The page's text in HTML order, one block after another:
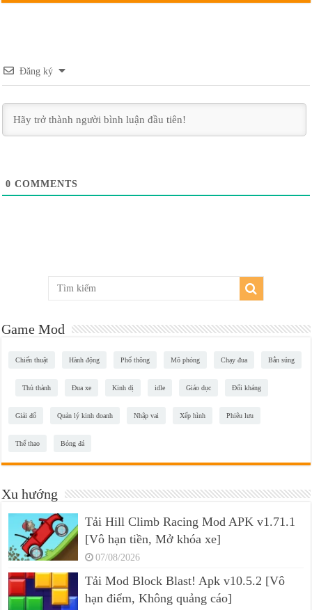
Đăng ký
0 COMMENTS
Game Mod
Chiến thuật Hành động Phổ thông Mô phỏng Chạy đua Bắn súng
Thủ thành Đua xe Kinh dị idle Giáo dục Đối kháng
Giải đố Quản lý kinh doanh Nhập vai Xếp hình Phiêu lưu
Thể thao Bóng đá
Xu hướng
Tải Hill Climb Racing Mod APK v1.71.1
[Vô hạn tiền, Mở khóa xe]
07/08/2026
Tải Mod Block Blast! Apk v10.5.2 [Vô
hạn điểm, Không quảng cáo]